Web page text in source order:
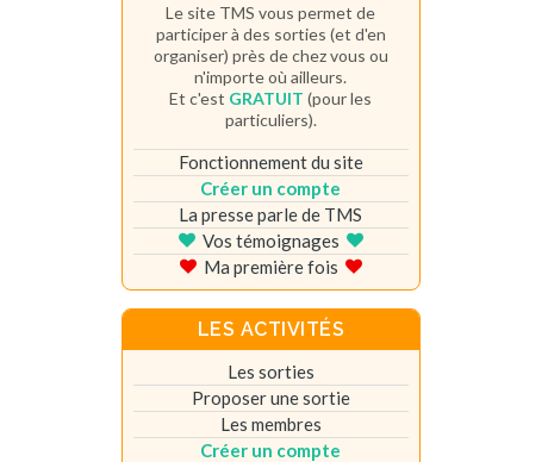
Le site TMS vous permet de
participer à des sorties (et d'en
organiser) près de chez vous ou
n'importe où ailleurs.
Et c'est GRATUIT (pour les
particuliers).
Fonctionnement du site
Créer un compte
La presse parle de TMS
Vos témoignages
Ma première fois
LES ACTIVITÉS
Les sorties
Proposer une sortie
Les membres
Créer un compte